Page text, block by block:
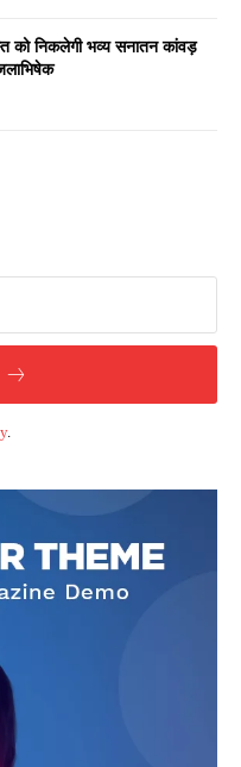
को निकलेगी भव्य सनातन कांवड़
.